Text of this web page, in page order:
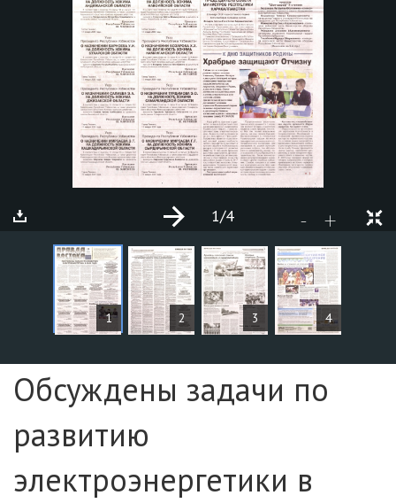
1 2 3 4
- +
1/4
СТАТЬИ
Страница №1
Обсуждены задачи по
развитию
электроэнергетики в